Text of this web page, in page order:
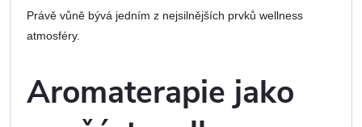
Právě vůně bývá jedním z nejsilnějších prvků wellness
atmosféry.
Aromaterapie jako